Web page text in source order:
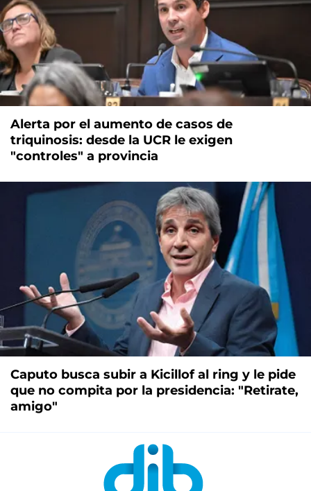
Alerta por el aumento de casos de
triquinosis: desde la UCR le exigen
"controles" a provincia
Caputo busca subir a Kicillof al ring y le pide
que no compita por la presidencia: "Retirate,
amigo"